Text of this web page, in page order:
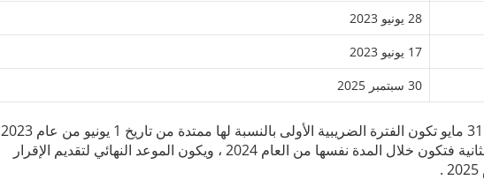
28 يونيو 2023
17 يونيو 2023
30 سبتمبر 2025
الشركات التي تكون سنتها المالية من تاريخ 1 يونيو وحتى 31 مايو تكون الفترة الضريبية الأولى بالنسبة لها ممتدة من تاريخ 1 يونيو من عام 2023
وحتى تاريخ 31 مايو من عام 2023 ، أما الفترة الضريبية الثانية فتكون خلال المدة نفسها من العام 2024 ، ويكون الموعد النهائي لتقديم الإقرار